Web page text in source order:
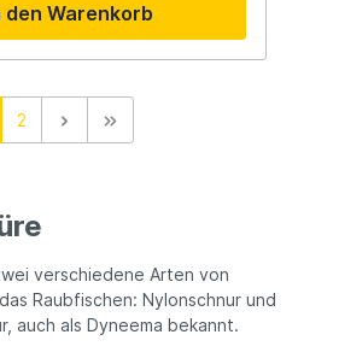
den Warenkorb
2
verschiedene Arten von
Raubfischen: Nylonschnur und
auch als Dyneema bekannt.